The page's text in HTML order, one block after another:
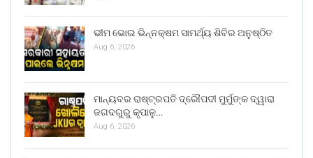
ଭୀମ ଭୋଇ ଭିନ୍ନକ୍ଷମ ସାମର୍ଥ୍ୟ ଶିବିର ଅନୁଷ୍ଠିତ
Aug 6, 2026
ମାନ୍ୟବର ରାଷ୍ଟ୍ରପତି ଦ୍ରୌପଦୀ ମୁର୍ମୁଙ୍କ ଦ୍ୱାରା
ଜଗଦଗୁରୁ କୃପାଳୁ…
Aug 6, 2026